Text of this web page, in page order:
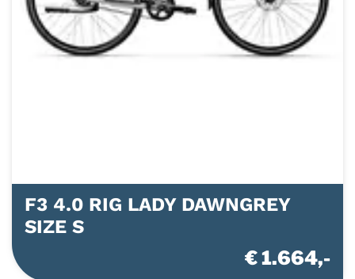
F3 4.0 RIG LADY DAWNGREY
SIZE S
€ 1.664,-